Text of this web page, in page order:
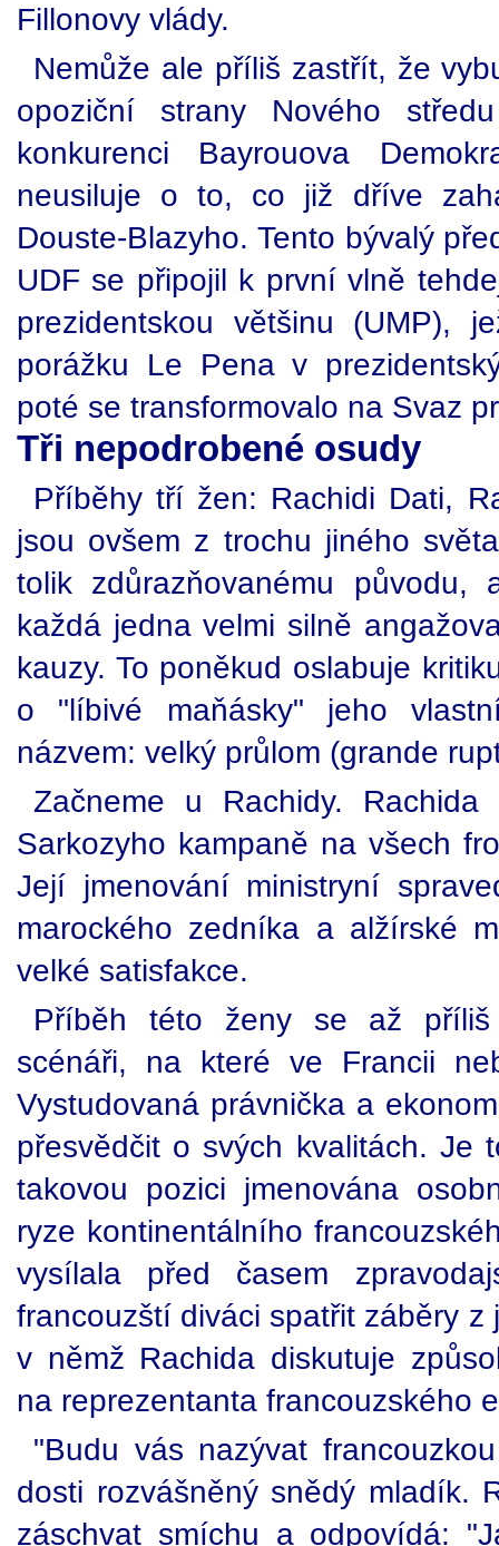
Fillonovy vlády.
Nemůže ale příliš zastřít, že
opoziční strany Nového
konkurenci Bayrouova
neusiluje o to, co již dříve
Douste-Blazyho. Tento bývalý
UDF se připojil k první vlně
prezidentskou většinu (UMP),
porážku Le Pena v
poté se transformovalo na Svaz
Tři nepodrobené osudy
Příběhy tří žen: Rachidi Dati,
jsou ovšem z trochu jiného
tolik zdůrazňovanému
každá jedna velmi silně
kauzy. To poněkud oslabuje
o "líbivé maňásky" jeho
názvem: velký průlom (grande
Začneme u Rachidy.
Sarkozyho kampaně na všech
Její jmenování ministryní
marockého zedníka a alžírské
velké satisfakce.
Příběh této ženy se až příliš
scénáři, na které ve Francii
Vystudovaná právnička a
přesvědčit o svých kvalitách. Je
takovou pozici jmenována
ryze kontinentálního
vysílala před časem
francouzští diváci spatřit záběry
v němž Rachida diskutuje
na reprezentanta francouzského
"Budu vás nazývat
dosti rozvášněný snědý mladík.
záschvat smíchu a odpovídá: